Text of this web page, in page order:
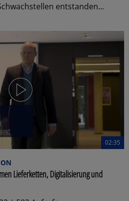
entstanden...
02:35
Lieferketten, Digitalisierung und